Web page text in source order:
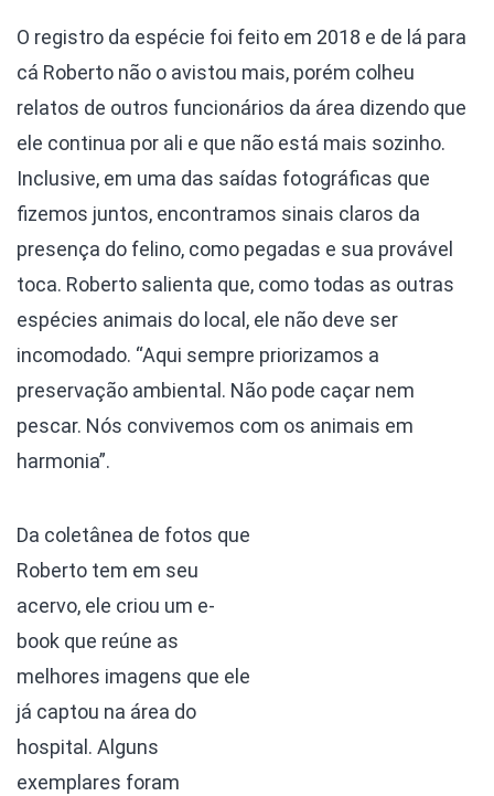
O registro da espécie foi feito em 2018 e de lá para
cá Roberto não o avistou mais, porém colheu
relatos de outros funcionários da área dizendo que
ele continua por ali e que não está mais sozinho.
Inclusive, em uma das saídas fotográficas que
fizemos juntos, encontramos sinais claros da
presença do felino, como pegadas e sua provável
toca. Roberto salienta que, como todas as outras
espécies animais do local, ele não deve ser
incomodado. “Aqui sempre priorizamos a
preservação ambiental. Não pode caçar nem
pescar. Nós convivemos com os animais em
harmonia”.
Da coletânea de fotos que
Roberto tem em seu
acervo, ele criou um e-
book que reúne as
melhores imagens que ele
já captou na área do
hospital. Alguns
exemplares foram